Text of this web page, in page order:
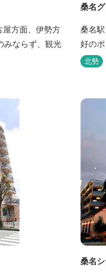
屋方面、伊勢方
みならず、観光
桑名
桑名
好のポ
北勢
桑名